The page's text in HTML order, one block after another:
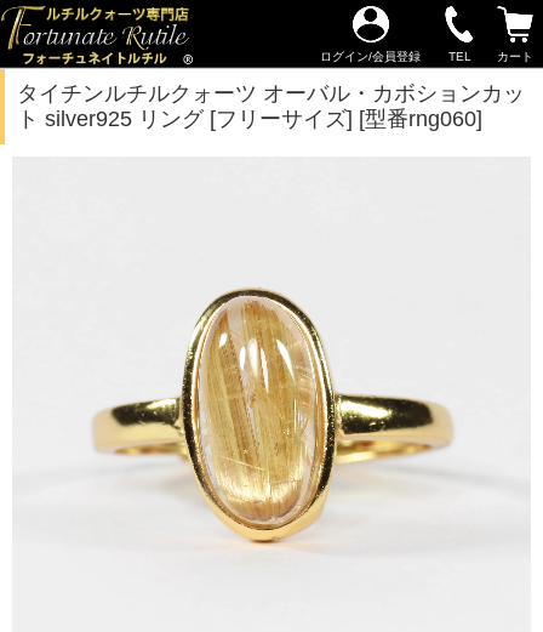
ログイン/会員登録 TEL カート
タイチンルチルクォーツ オーバル・カボションカッ
ト silver925 リング [フリーサイズ] [型番rng060]